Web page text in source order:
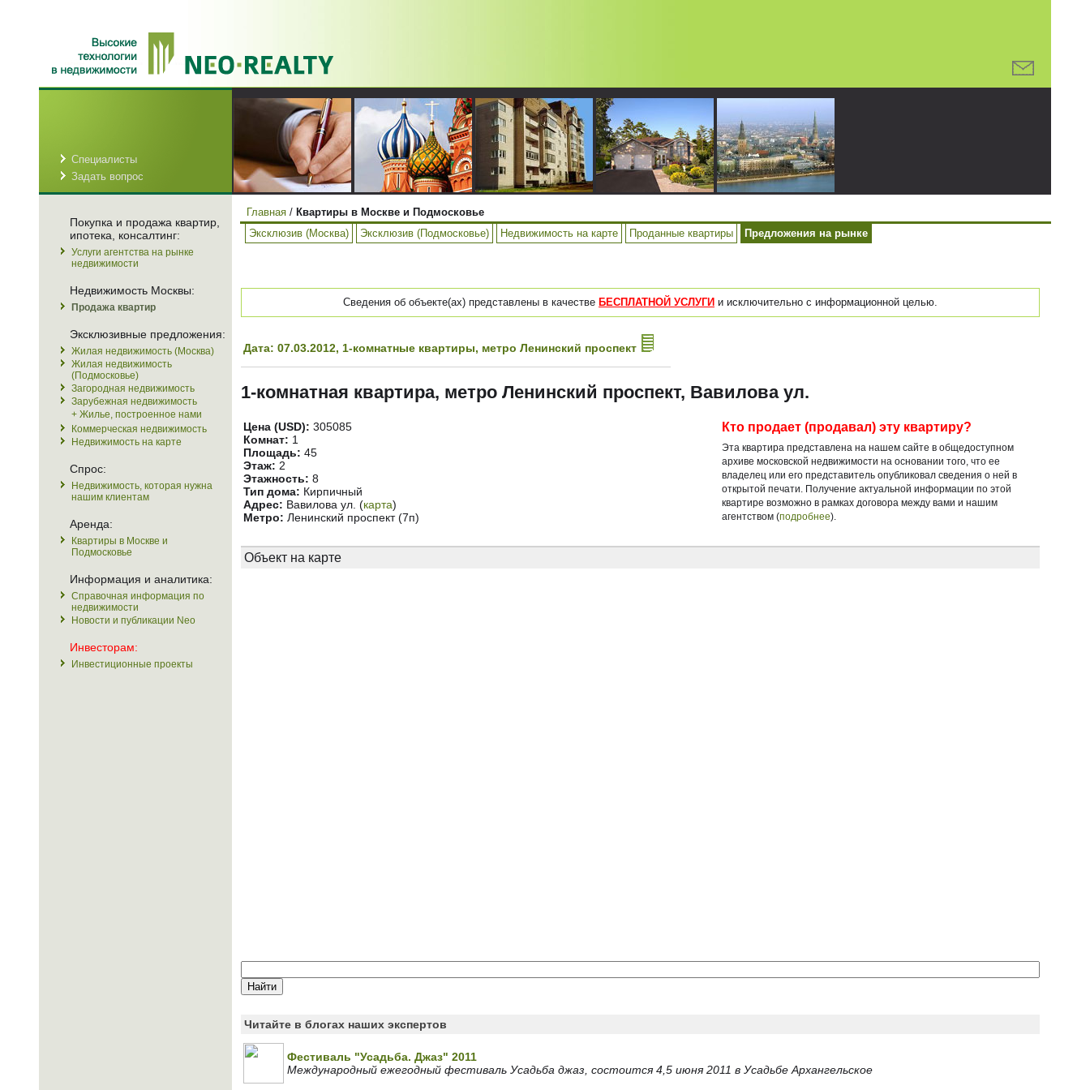
Специалисты
Задать вопрос
Покупка и продажа квартир,
ипотека, консалтинг:
Услуги агентства на рынке
недвижимости
Недвижимость Москвы:
Продажа квартир
Эксклюзивные предложения:
Жилая недвижимость (Москва)
Жилая недвижимость
(Подмосковье)
Загородная недвижимость
Зарубежная недвижимость
+ Жилье, построенное нами
Коммерческая недвижимость
Недвижимость на карте
Спрос:
Недвижимость, которая нужна
нашим клиентам
Аренда:
Квартиры в Москве и
Подмосковье
Информация и аналитика:
Справочная информация по
недвижимости
Новости и публикации Neo
Инвесторам:
Инвестиционные проекты
Главная / Квартиры в Москве и Подмосковье
Эксклюзив (Москва)
Эксклюзив (Подмосковье) Недвижимость на карте Проданные квартиры Предложения на рынке
Сведения об объекте(ах) представлены в качестве БЕСПЛАТНОЙ УСЛУГИ и исключительно с информационной целью.
Дата: 07.03.2012, 1-комнатные квартиры, метро Ленинский проспект
1-комнатная квартира, метро Ленинский проспект, Вавилова ул.
Цена (USD): 305085
Комнат: 1
Площадь: 45
Этаж: 2
Этажность: 8
Тип дома: Кирпичный
Адрес: Вавилова ул. (карта)
Метро: Ленинский проспект (7п)
Кто продает (продавал) эту квартиру?
Эта квартира представлена на нашем сайте в общедоступном
архиве московской недвижимости на основании того, что ее
владелец или его представитель опубликовал сведения о ней в
открытой печати. Получение актуальной информации по этой
квартире возможно в рамках договора между вами и нашим
агентством (подробнее).
Объект на карте
Читайте в блогах наших экспертов
Фестиваль "Усадьба. Джаз" 2011
Международный ежегодный фестиваль Усадьба джаз, состоится 4,5 июня 2011 в Усадьбе Архангельское